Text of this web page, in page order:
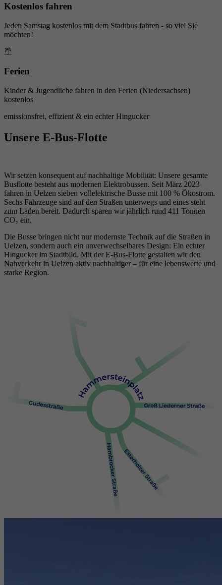
Kostenlos fahren
Jeden Samstag kostenlos mit dem Stadtbus fahren - so viel Sie
möchten!
Ferien
Kinder & Jugendliche fahren in den Ferien (Niedersachsen)
kostenlos
emissionsfrei, effizient & ein echter Hingucker
Unsere E-Bus-Flotte
Wir setzen konsequent auf nachhaltige Mobilität: Unsere gesamte
Busflotte besteht aus modernen Elektrobussen. Seit März 2023
fahren in Uelzen sieben vollelektrische Busse mit 100 % Ökostrom.
Sechs Fahrzeuge sind auf den Straßen unterwegs und eines steht
zum Laden bereit. Dadurch sparen wir jährlich rund 411 Tonnen
CO₂ ein.
Die Busse bringen nicht nur modernste Technik auf die Straßen in
Uelzen, sondern auch ein unverwechselbares Design: Ein echter
Hingucker im Stadtbild. Mit der E-Bus-Flotte gestalten wir den
Nahverkehr in Uelzen aktiv nachhaltiger – für eine lebenswerte und
starke Region.